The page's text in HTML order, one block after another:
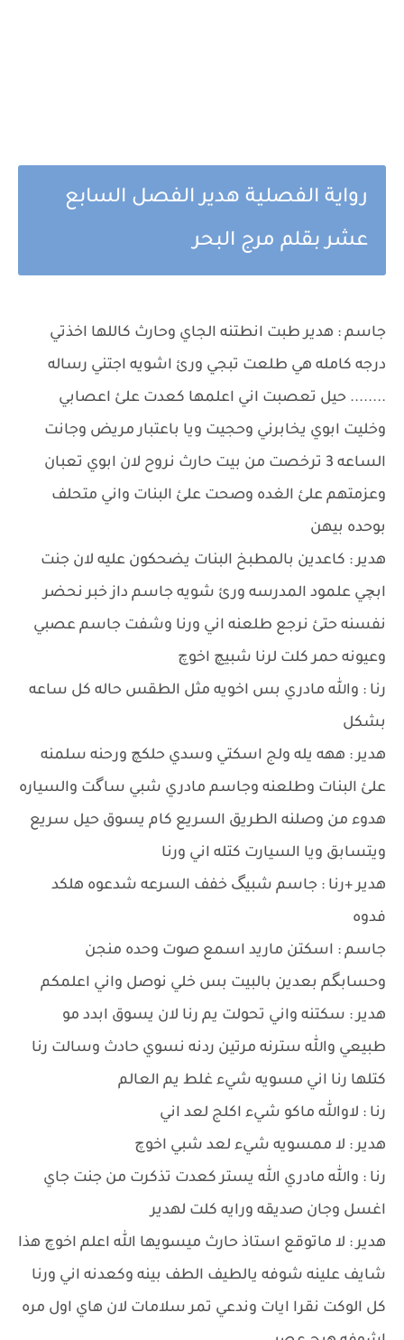
رواية الفصلية هدير الفصل السابع
عشر بقلم مرج البحر
جاسم : هدير طبت انطتنه الجاي وحارث كاللها اخذتي
درجه كامله هي طلعت تبجي ورئ اشويه اجتني رساله
........ حيل تعصبت اني اعلمها كعدت علئ اعصابي
وخليت ابوي يخابرني وحجيت ويا باعتبار مريض وجانت
الساعه 3 ترخصت من بيت حارث نروح لان ابوي تعبان
وعزمتهم علئ الغده وصحت علئ البنات واني متحلف
بوحده بيهن
هدير : كاعدين بالمطبخ البنات يضحكون عليه لان جنت
ابچي علمود المدرسه ورئ شويه جاسم داز خبر نحضر
نفسنه حتئ نرجع طلعنه اني ورنا وشفت جاسم عصبي
وعيونه حمر كلت لرنا شبيچ اخوچ
رنا : والله مادري بس اخويه مثل الطقس حاله كل ساعه
بشكل
هدير : ههه يله ولج اسكتي وسدي حلكچ ورحنه سلمنه
علئ البنات وطلعنه وجاسم مادري شبي ساگت والسياره
هدوء من وصلنه الطريق السريع كام يسوق حيل سريع
ويتسابق ويا السيارت كتله اني ورنا
هدير +رنا : جاسم شبيگ خفف السرعه شدعوه هلكد
فدوه
جاسم : اسكتن ماريد اسمع صوت وحده منجن
وحسابگم بعدين بالبيت بس خلي نوصل واني اعلمكم
هدير : سكتنه واني تحولت يم رنا لان يسوق ابدد مو
طبيعي والله سترنه مرتين ردنه نسوي حادث وسالت رنا
كتلها رنا اني مسويه شيء غلط يم العالم
رنا : لاوالله ماكو شيء اكلج لعد اني
هدير : لا ممسويه شيء لعد شبي اخوچ
رنا : والله مادري الله يستر كعدت تذكرت من جنت جاي
اغسل وجان صديقه ورايه كلت لهدير
هدير : لا ماتوقع استاذ حارث ميسويها الله اعلم اخوچ هذا
شايف علينه شوفه يالطيف الطف بينه وكعدنه اني ورنا
كل الوكت نقرا ايات وندعي تمر سلامات لان هاي اول مره